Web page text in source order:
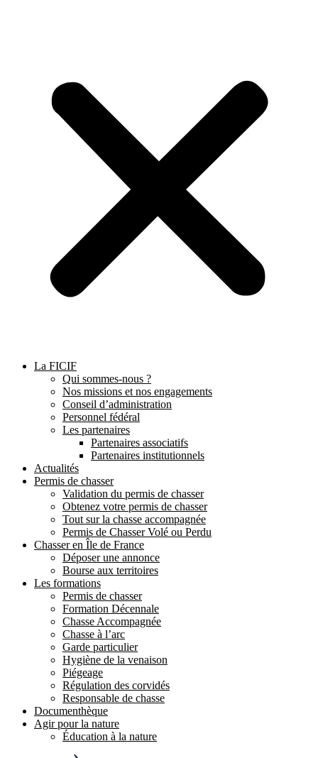
La FICIF
Qui sommes-nous ?
Nos missions et nos engagements
Conseil d’administration
Personnel fédéral
Les partenaires
Partenaires associatifs
Partenaires institutionnels
Actualités
Permis de chasser
Validation du permis de chasser
Obtenez votre permis de chasser
Tout sur la chasse accompagnée
Permis de Chasser Volé ou Perdu
Chasser en Île de France
Déposer une annonce
Bourse aux territoires
Les formations
Permis de chasser
Formation Décennale
Chasse Accompagnée
Chasse à l’arc
Garde particulier
Hygiène de la venaison
Piégeage
Régulation des corvidés
Responsable de chasse
Documenthèque
Agir pour la nature
Éducation à la nature